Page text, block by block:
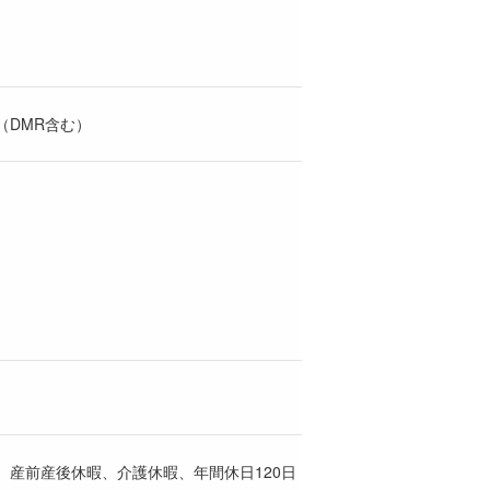
含む）
前産後休暇、介護休暇、年間休日120日